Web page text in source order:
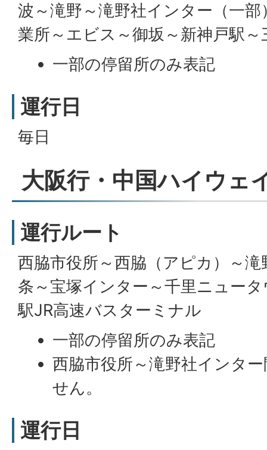
波～滝野～滝野社インター（一
業所～エビス～御坂～新神戸駅～
一部の停留所のみ表記
運行日
毎日
大阪行・中国ハイウェ
運行ルート
西脇市役所～西脇（アピカ）～
条～宝塚インター～千里ニュー
駅JR高速バスターミナル
一部の停留所のみ表記
西脇市役所～滝野社インタ
せん。
運行日